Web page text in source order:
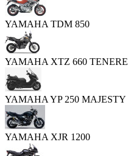
YAMAHA TDM 850
YAMAHA XTZ 660 TENERE
YAMAHA YP 250 MAJESTY
YAMAHA XJR 1200